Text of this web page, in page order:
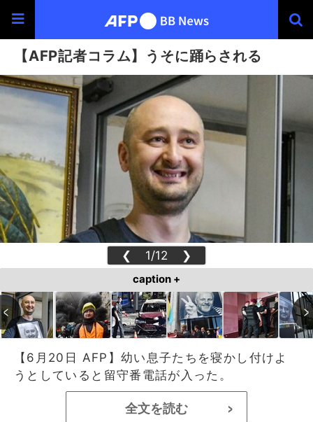
【AFP記者コラム】うそに踊らされる
❮ 1/12 ❯
caption +
【6月20日 AFP】幼い息子たちを寝かし付けよ
うとしていると留守番電話が入った。
全文を読む >